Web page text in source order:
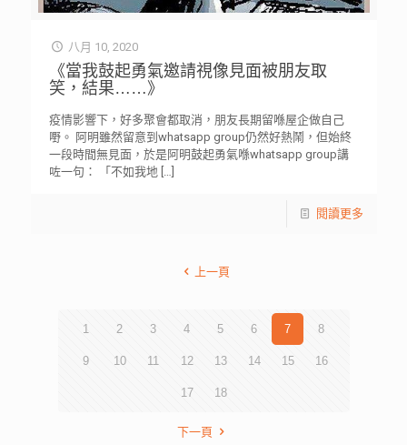
八月 10, 2020
《當我鼓起勇氣邀請視像見面被朋友取
笑，結果……》
疫情影響下，好多聚會都取消，朋友長期留喺屋企做自己
嘢。 阿明雖然留意到whatsapp group仍然好熱鬧，但始終
一段時間無見面，於是阿明鼓起勇氣喺whatsapp group講
咗一句： 「不如我地[…]
閱讀更多
上一頁
1 2 3 4 5 6 7 8
9 10 11 12 13 14 15 16
17 18
下一頁